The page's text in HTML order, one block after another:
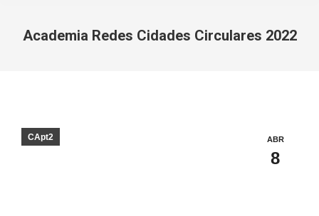
Academia Redes Cidades Circulares 2022
ABR
8
CApt2